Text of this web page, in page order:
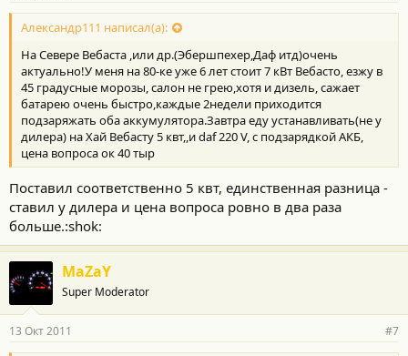
Александр111 написал(а):
На Севере Вебаста ,или др.(Эбершпехер,Даф итд)очень
актуально!У меня на 80-ке уже 6 лет стоит 7 кВт Вебасто, езжу в
45 градусные морозы, салон не грею,хотя и дизель, сажает
батарею очень быстро,каждые 2недели приходится
подзаряжать оба аккумулятора.Завтра еду устанавливать(не у
дилера) на Хай Вебасту 5 квт,,и daf 220 V, с подзарядкой АКБ,
цена вопроса ок 40 тыр
Поставил соответственно 5 квт, единственная разница -
ставил у дилера и цена вопроса ровно в два раза
больше.:shok:
MaZaY
Super Moderator
13 Окт 2011 #7